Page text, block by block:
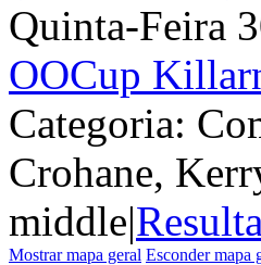
Quinta-Feira
OOCup
Categoria:
Crohane,
middle|
Mostrar mapa geral Esconder mapa